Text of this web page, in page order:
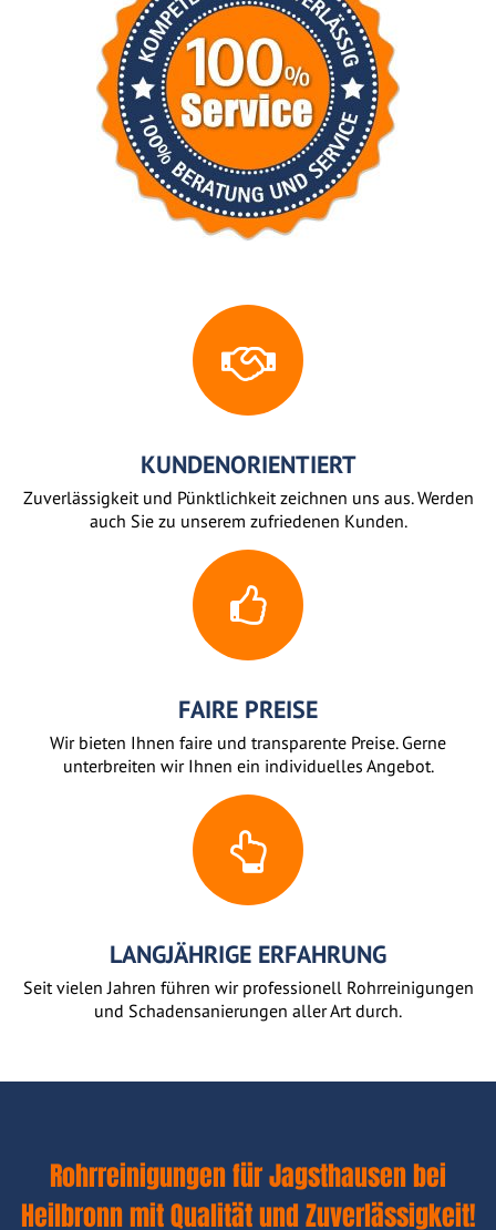
KUNDENORIENTIERT
Zuverlässigkeit und Pünktlichkeit zeichnen uns aus. Werden
auch Sie zu unserem zufriedenen Kunden.
FAIRE PREISE
Wir bieten Ihnen faire und transparente Preise. Gerne
unterbreiten wir Ihnen ein individuelles Angebot.
LANGJÄHRIGE ERFAHRUNG
Seit vielen Jahren führen wir professionell Rohrreinigungen
und Schadensanierungen aller Art durch.
Rohrreinigungen für Jagsthausen bei
Heilbronn mit Qualität und Zuverlässigkeit!